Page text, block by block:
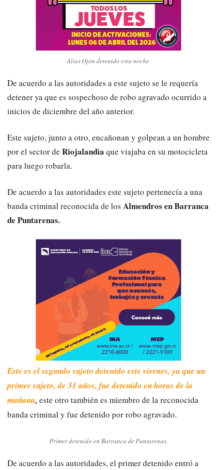
Alias Ojon detenido esta noche.
De acuerdo a las autoridades a este sujeto se le requería
detener ya que es sospechoso de robo agravado ocurrido a
inicios de diciembre del año anterior.
Este sujeto, junto a otro, encañonan y golpean a un hombre
por el sector de Riojalandia que viajaba en su motocicleta
para luego robarla.
De acuerdo a las autoridades este sujeto pertenecía a una
banda criminal reconocida de los Almendros en Barranca
de Puntarenas.
Este es el segundo sujeto detenido este viernes, ya que un
primer sujeto, de 31 años, fue detenido en horas de la
mañana, este otro también es miembro de la reconocida
banda criminal y fue detenido por robo agravado.
Primer detenido en Barranca de Puntarenas.
De acuerdo a las autoridades, el primer detenido entró a